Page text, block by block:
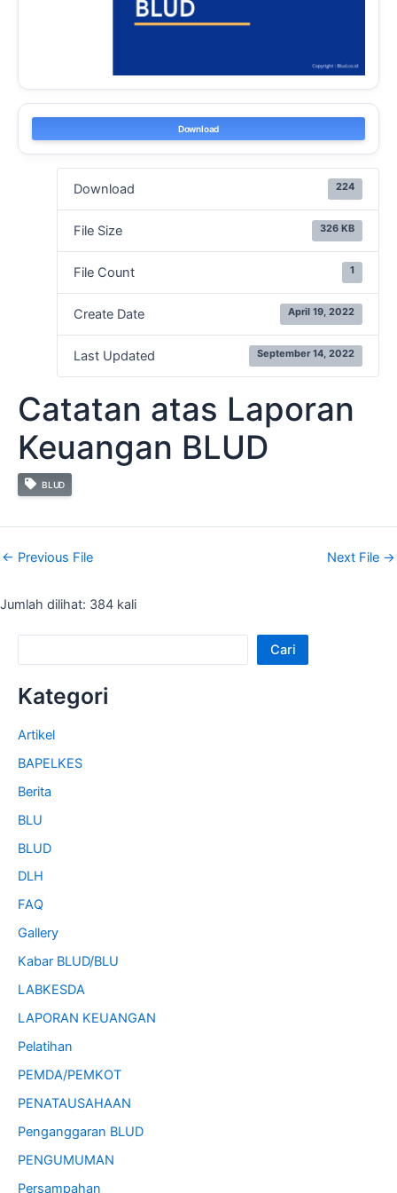
Download
Download 224
File Size 326 KB
File Count 1
Create Date April 19, 2022
Last Updated September 14, 2022
Catatan atas Laporan
Keuangan BLUD
BLUD
← Previous File Next File →
Jumlah dilihat: 384 kali
Cari
Kategori
Artikel
BAPELKES
Berita
BLU
BLUD
DLH
FAQ
Gallery
Kabar BLUD/BLU
LABKESDA
LAPORAN KEUANGAN
Pelatihan
PEMDA/PEMKOT
PENATAUSAHAAN
Penganggaran BLUD
PENGUMUMAN
Persampahan